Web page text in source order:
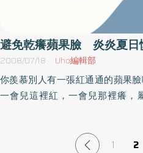
〈例如：咖啡、茶、巧克力、可
尤其在一天快要結束的時候飲
因，一杯茶有五十毫克，而一般
克的咖啡因。一天飲用如果超過
時間飲用，對睡眠均會有抑制的
十四小時。Q15.抽煙會影響睡眠
是一種中樞神經刺激性的物質，
作用。老煙槍的清晨咳嗽，暗指
原有光澤，但對天生的黃板牙則
白後的效果，長久保有一口潔白
欲、及居家加強美白等都是必須
要先找牙醫師診斷牙齒的狀況，
品，並在醫師指導下進行，才能
了錢又傷牙。
感性，如正服用四環黴素、利尿
用藥）的病人，也較容易曬傷。
陽光的殺傷力更強，海拔高的地
少，因此民眾不得不防！李世光
毛巾或冰袋濕敷，除了可先替皮
反應。保濕降溫後，可以擦一些
草、燕麥、蘆薈等鎮定成分的曬
滋潤或涼快的感覺，暫時解除症
避免乾癢蘋果臉 炎炎夏日
2008/07/18 Uho編輯部
你羨慕別人有一張紅通通的蘋果
一會兒這裡紅，一會兒那裡癢，
化妝品，保養品的不當使用而造
1 2